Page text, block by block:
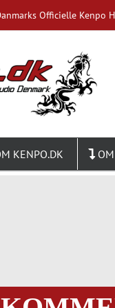
Officielle Kenpo
KENPO.DK OM